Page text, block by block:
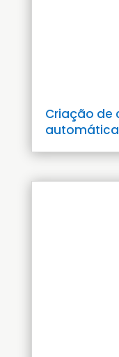
Criação de
automática